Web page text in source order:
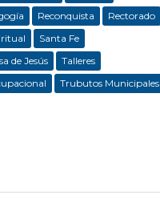
Reconquista
Rectorado
Santa Fe
de Jesús
Talleres
Trubutos Municipales